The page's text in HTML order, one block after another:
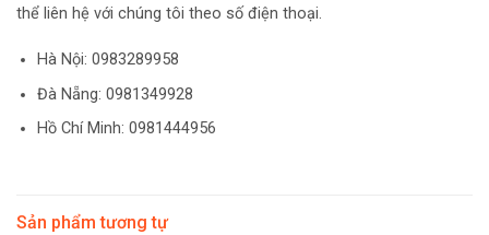
thể liên hệ với chúng tôi theo số điện thoại.
Hà Nội: 0983289958
Đà Nẵng: 0981349928
Hồ Chí Minh: 0981444956
Sản phẩm tương tự